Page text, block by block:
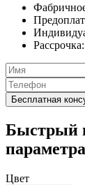
Рассрочка:
Быстрый
Цвет